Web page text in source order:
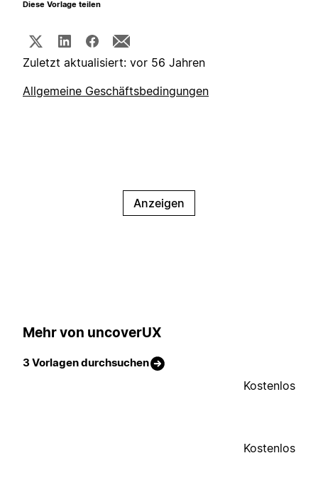
Diese Vorlage teilen
Zuletzt aktualisiert: vor 56 Jahren
Allgemeine Geschäftsbedingungen
Anzeigen
Mehr von uncoverUX
3 Vorlagen durchsuchen
Kostenlos
Kostenlos